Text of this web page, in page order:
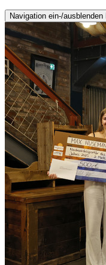
Navigation ein-/ausblenden